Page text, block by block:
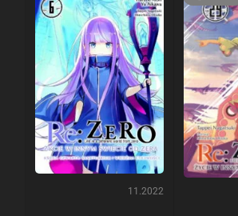
11.2022